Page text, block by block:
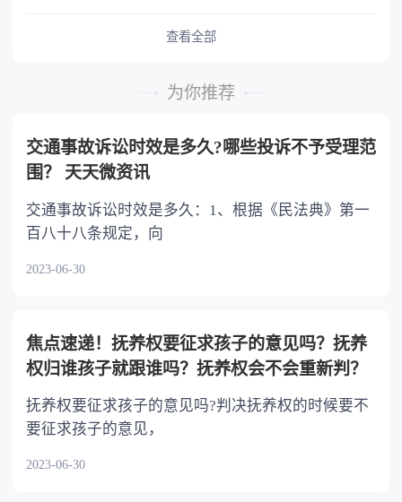
或者与被继承人共同生活的继承人，分配遗产
的继承人，不尽扶养义务的，分配遗产时，应当
查看全部
为你推荐
交通事故诉讼时效是多久?哪些投诉不予受理范
围？ 天天微资讯
交通事故诉讼时效是多久：1、根据《民法典》第一
百八十八条规定，向
2023-06-30
焦点速递！抚养权要征求孩子的意见吗？抚养
权归谁孩子就跟谁吗？抚养权会不会重新判？
抚养权要征求孩子的意见吗?判决抚养权的时候要不
要征求孩子的意见，
2023-06-30